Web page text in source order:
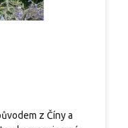
z Číny a